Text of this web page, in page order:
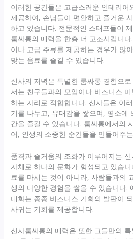
이러한 공간들은 고급스러운 인테리어
제공하여, 손님들이 편안하고 즐거운
하고 있습니다. 전문적인 스태프들이
룸싸롱의 매력을 한층 더 고조시킵니
이나 고급 주류를 제공하는 경우가 많
맞는 음료를 즐길 수 있습니다.
신사의 저녁은 특별한 룸싸롱 경험으
서는 친구들과의 모임이나 비즈니스
하는 자리로 적합합니다. 신사들은 이
기를 나누고, 유대감을 쌓으며, 평소에
간을 즐길 수 있습니다. 룸싸롱에서의
어, 인생의 소중한 순간들을 만들어주
품격과 즐거움의 조화가 이루어지는
자체로 하나의 문화가 형성되고 있습
료를 마시는 것이 아니라, 사람들과의
생의 다양한 경험을 쌓을 수 있습니다.
대화는 종종 비즈니스 기회의 발판이
사귀는 기회를 제공합니다.
신사룸싸롱의 매력은 또한 그들만의